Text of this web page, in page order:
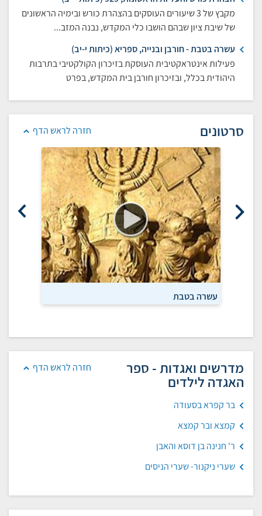
מקבץ של 3 שיעורים העוסקים בהצהרת כורש ובימיה הראשונים
של שיבת ציון שבהם הושבו כלי המקדש, נבנה המזב...
עשרה בטבת - חורבן ובנייה, ספריא (כיתות י-יב)
פעילות אינטראקטיבית העוסקת בזיכרון הקולקטיבי בתרבות
היהודית בכלל, ובזיכרון חורבן בית המקדש, בפרט
חזרה לראש הדף סרטונים
עשרה בטבת
חזרה לראש הדף מדרשים ואגדות - ספר
האגדה לילדים
בר קפרא בסעודה
קמצא ובר קמצא
ר' חנינה בן דוסא והאבן
שערי ניקנור- שערי הניסים